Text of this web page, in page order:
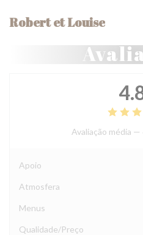
Robert et Louise
Avaliação média —
Apoio
Atmosfera
Menus
Qualidade/Preço